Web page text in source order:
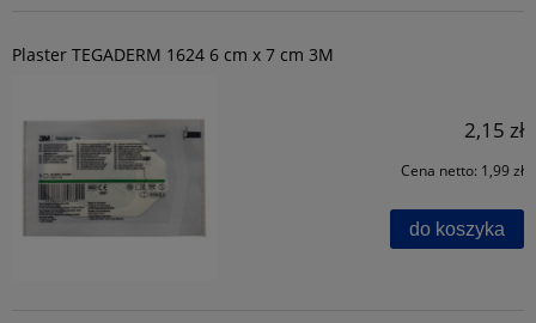
Plaster TEGADERM 1624 6 cm x 7 cm 3M
2,15 zł
Cena netto: 1,99 zł
do koszyka